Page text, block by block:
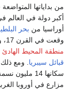
أكبر دولة في العالم
أوراسيا من بحر
وقعت في القرن 17، و بلغت ذروتها في
منطقة المحيط الهادئ
قبائل سيبريا . ومع
سكانها 14
مزارع في أوروبا